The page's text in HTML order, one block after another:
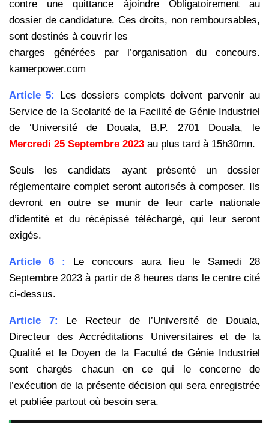
contre une quittance àjoindre Obligatoirement au
dossier de candidature. Ces droits, non remboursables,
sont destinés à couvrir les
charges générées par l’organisation du concours.
kamerpower.com
Article 5:
Les dossiers complets doivent parvenir au
Service de la Scolarité de la Facilité de Génie Industriel
de ‘Université de Douala, B.P. 2701 Douala, le
Mercredi 25 Septembre 2023 au plus tard à 15h30mn.
Seuls les candidats ayant présenté un dossier
réglementaire complet seront autorisés à composer. Ils
devront en outre se munir de leur carte nationale
d’identité et du récépissé téléchargé, qui leur seront
exigés.
Article 6 :
Le concours aura lieu le Samedi 28
Septembre 2023 à partir de 8 heures dans le centre cité
ci-dessus.
Article 7: Le Recteur de l’Université de Douala,
Directeur des Accréditations Universitaires et de la
Qualité et le Doyen de la Faculté de Génie Industriel
sont chargés chacun en ce qui le concerne de
l’exécution de la présente décision qui sera enregistrée
et publiée partout où besoin sera.